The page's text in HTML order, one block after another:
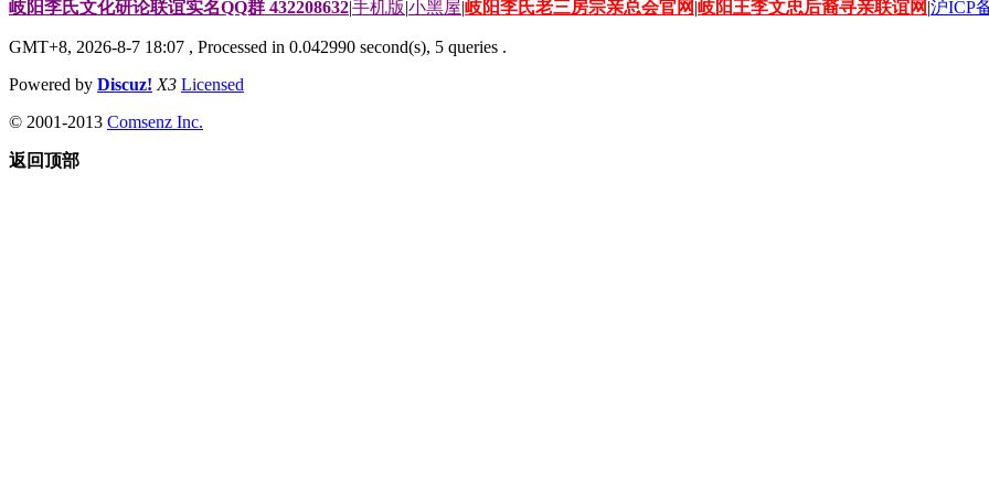
岐阳李氏文化研论联谊实名QQ群 432208632|手机版|小黑屋|岐阳李氏老三房宗亲总会官网|岐阳王李文忠后裔寻亲联谊网|沪ICP
GMT+8, 2026-8-7 18:07 , Processed in 0.042990 second(s), 5 queries .
Powered by Discuz! X3 Licensed
© 2001-2013 Comsenz Inc.
返回顶部